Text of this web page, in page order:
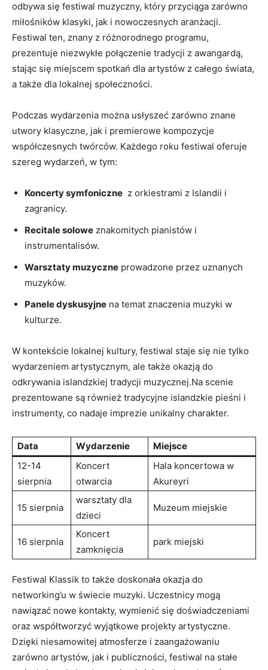
⁢odbywa się festiwal muzyczny, który przyciąga zarówno
miłośników klasyki, jak i nowoczesnych aranżacji.
Festiwal ⁣ten, znany z różnorodnego programu,
prezentuje niezwykłe⁤ połączenie tradycji z awangardą,⁣
stając się miejscem‍ spotkań dla artystów z całego świata,
a także dla lokalnej społeczności.
Podczas wydarzenia można usłyszeć zarówno znane
utwory ‌klasyczne, jak i ​premierowe kompozycje
współczesnych twórców. Każdego ⁣roku festiwal oferuje
szereg wydarzeń, w tym:
Koncerty symfoniczne ⁣ z orkiestrami z Islandii i
zagranicy.
Recitale​ solowe znakomitych pianistów i
instrumentalisów.
Warsztaty muzyczne prowadzone przez uznanych
⁣muzyków.
Panele dyskusyjne na​ temat znaczenia muzyki w
kulturze.
W kontekście lokalnej kultury, festiwal staje ‌się nie tylko
wydarzeniem⁤ artystycznym, ale także‍ okazją do
odkrywania islandzkiej tradycji muzycznej.Na scenie
prezentowane są również tradycyjne⁢ islandzkie pieśni i
instrumenty, co⁤ nadaje ‍imprezie unikalny charakter.
Data Wydarzenie
Miejsce
12-14​
sierpnia
Koncert
otwarcia
Hala koncertowa ‌w
Akureyri
15 sierpnia
warsztaty dla
dzieci
Muzeum miejskie
16 ‌sierpnia
Koncert
zamknięcia
park miejski
Festiwal Klassik to także doskonała okazja do
networking’u w świecie muzyki. Uczestnicy mogą
nawiązać nowe kontakty, wymienić ‍się doświadczeniami
oraz współtworzyć wyjątkowe projekty artystyczne.
Dzięki niesamowitej atmosferze i zaangażowaniu
zarówno artystów, jak i publiczności, festiwal na stałe